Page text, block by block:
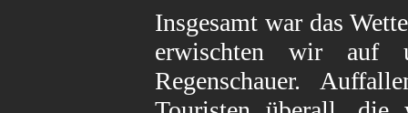
Insgesamt war das
erwischten wir auf
Regenschauer.